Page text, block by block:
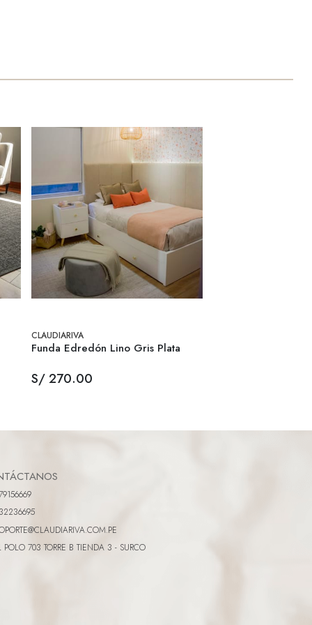
CLAUDIARIVA
Funda Edredón Lino Gris Plata
S/ 270.00
POLO 703 TORRE B TIENDA 3 - SURCO